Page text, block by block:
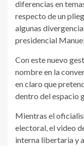
diferencias en
respecto de un
algunas
presidencial
Con este nuevo
nombre en la
en claro que
dentro del espacio
Mientras el
electoral, el video
interna libertaria y